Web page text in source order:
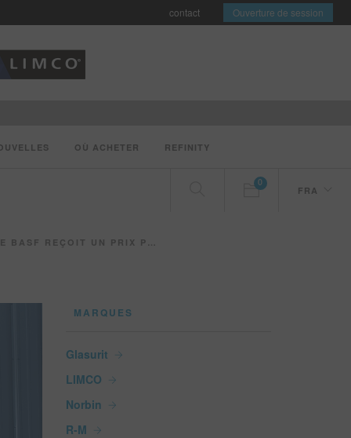
contact Ouverture de session
OÙ ACHETER REFINITY
0
FRA
UN PRIX PRESTIGIEUX
MARQUES
Glasurit
LIMCO
Norbin
R-M